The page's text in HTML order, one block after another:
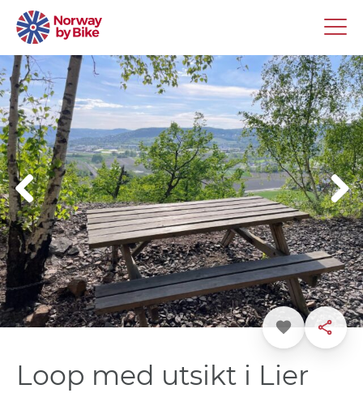
Favoritt Dele
Loop med utsikt i Lier